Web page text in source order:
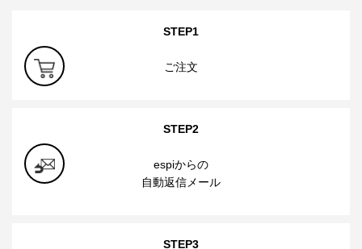
STEP1
ご注文
STEP2
espiからの
自動返信メール
STEP3